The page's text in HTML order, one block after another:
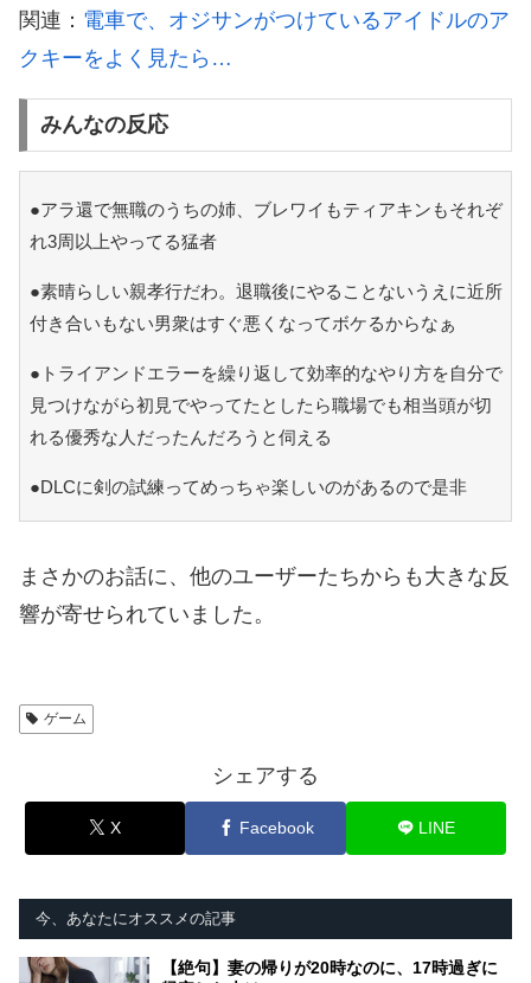
関連： 電車で、オジサンがつけているアイドルのア
クキーをよく見たら…
みんなの反応
●アラ還で無職のうちの姉、ブレワイもティアキンもそれぞ
れ3周以上やってる猛者
●素晴らしい親孝行だわ。退職後にやることないうえに近所
付き合いもない男衆はすぐ悪くなってボケるからなぁ
●トライアンドエラーを繰り返して効率的なやり方を自分で
見つけながら初見でやってたとしたら職場でも相当頭が切
れる優秀な人だったんだろうと伺える
●DLCに剣の試練ってめっちゃ楽しいのがあるので是非
まさかのお話に、他のユーザーたちからも大きな反
響が寄せられていました。
ゲーム
シェアする
X Facebook LINE
今、あなたにオススメの記事
【絶句】妻の帰りが20時なのに、17時過ぎに